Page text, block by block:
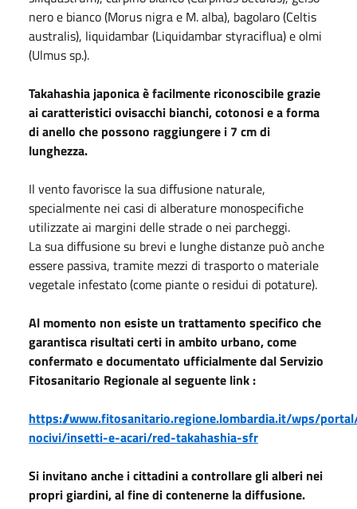
nero e bianco (Morus nigra e M. alba), bagolaro (Celtis
australis), liquidambar (Liquidambar styraciflua) e olmi
(Ulmus sp.).
Takahashia japonica è facilmente riconoscibile grazie
ai caratteristici ovisacchi bianchi, cotonosi e a forma
di anello che possono raggiungere i 7 cm di
lunghezza.
Il vento favorisce la sua diffusione naturale,
specialmente nei casi di alberature monospecifiche
utilizzate ai margini delle strade o nei parcheggi.
La sua diffusione su brevi e lunghe distanze può anche
essere passiva, tramite mezzi di trasporto o materiale
vegetale infestato (come piante o residui di potature).
Al momento non esiste un trattamento specifico che
garantisca risultati certi in ambito urbano, come
confermato e documentato ufficialmente dal Servizio
Fitosanitario Regionale al seguente link :
https://www.fitosanitario.regione.lombardia.it/wps/
nocivi/insetti-e-acari/red-takahashia-sfr
Si invitano anche i cittadini a controllare gli alberi nei
propri giardini, al fine di contenerne la diffusione.